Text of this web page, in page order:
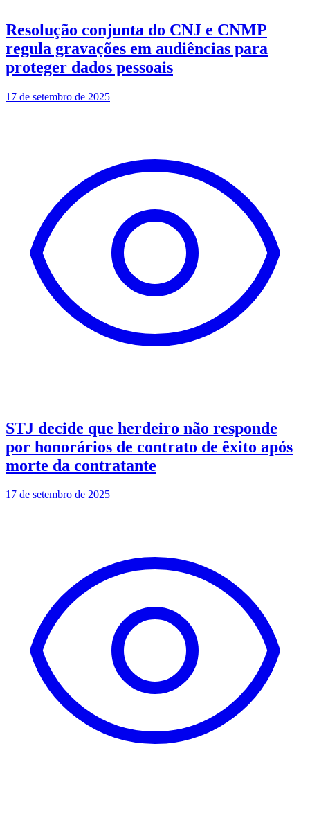
Resolução conjunta do CNJ e CNMP
regula gravações em audiências para
proteger dados pessoais
17 de setembro de 2025
STJ decide que herdeiro não responde
por honorários de contrato de êxito após
morte da contratante
17 de setembro de 2025